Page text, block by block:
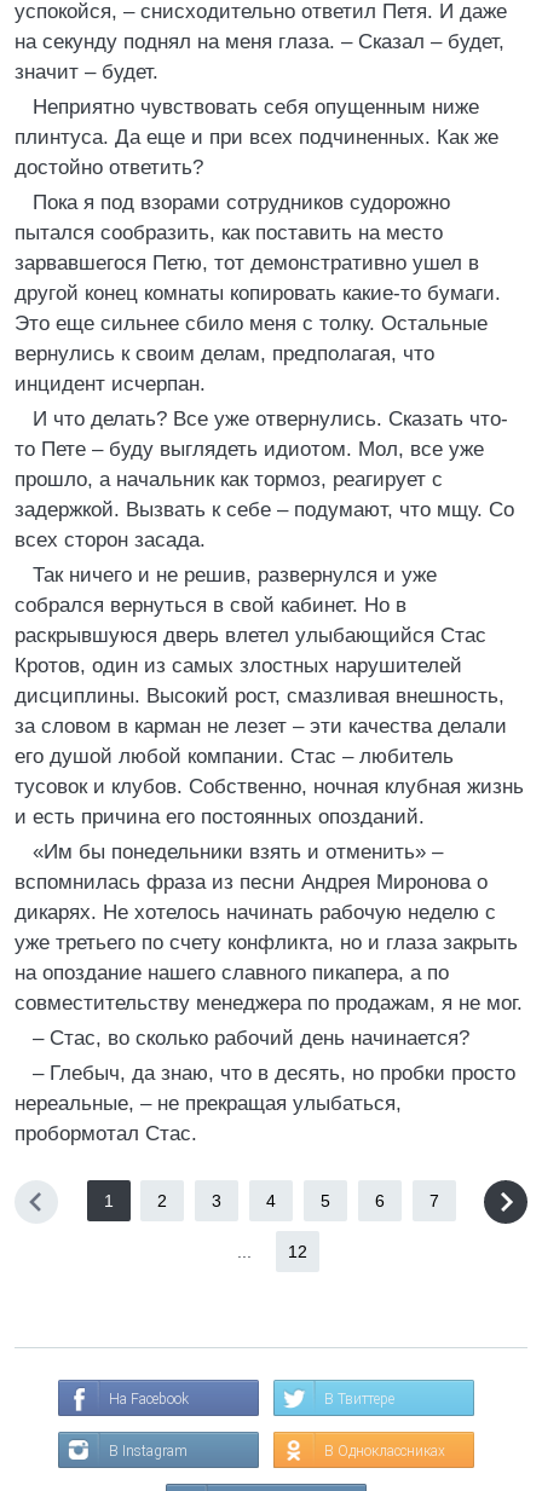
успокойся, – снисходительно ответил Петя. И даже
на секунду поднял на меня глаза. – Сказал – будет,
значит – будет.
Неприятно чувствовать себя опущенным ниже
плинтуса. Да еще и при всех подчиненных. Как же
достойно ответить?
Пока я под взорами сотрудников судорожно
пытался сообразить, как поставить на место
зарвавшегося Петю, тот демонстративно ушел в
другой конец комнаты копировать какие-то бумаги.
Это еще сильнее сбило меня с толку. Остальные
вернулись к своим делам, предполагая, что
инцидент исчерпан.
И что делать? Все уже отвернулись. Сказать что-
то Пете – буду выглядеть идиотом. Мол, все уже
прошло, а начальник как тормоз, реагирует с
задержкой. Вызвать к себе – подумают, что мщу. Со
всех сторон засада.
Так ничего и не решив, развернулся и уже
собрался вернуться в свой кабинет. Но в
раскрывшуюся дверь влетел улыбающийся Стас
Кротов, один из самых злостных нарушителей
дисциплины. Высокий рост, смазливая внешность,
за словом в карман не лезет – эти качества делали
его душой любой компании. Стас – любитель
тусовок и клубов. Собственно, ночная клубная жизнь
и есть причина его постоянных опозданий.
«Им бы понедельники взять и отменить» –
вспомнилась фраза из песни Андрея Миронова о
дикарях. Не хотелось начинать рабочую неделю с
уже третьего по счету конфликта, но и глаза закрыть
на опоздание нашего славного пикапера, а по
совместительству менеджера по продажам, я не мог.
– Стас, во сколько рабочий день начинается?
– Глебыч, да знаю, что в десять, но пробки просто
нереальные, – не прекращая улыбаться,
пробормотал Стас.
1 2 3 4 5 6 7
12
На Facebook В Твиттере
В Instagram В Одноклассниках